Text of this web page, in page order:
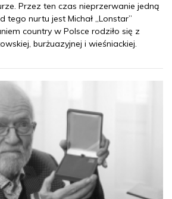
Przez ten czas nieprzerwanie jedną
tego nurtu jest Michał „Lonstar”
country w Polsce rodziło się z
burżuazyjnej i wieśniackiej.